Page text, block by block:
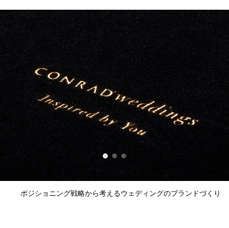
ポジショニング戦略から考えるウェディングのブランドづくり